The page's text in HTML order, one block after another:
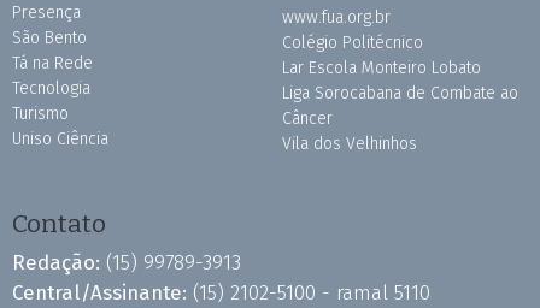
Presença
São Bento
Tá na Rede
Tecnologia
Turismo
Uniso Ciência
www.fua.org.br
Colégio Politécnico
Lar Escola Monteiro Lobato
Liga Sorocabana de Combate ao
Câncer
Vila dos Velhinhos
Contato
Redação: (15) 99789-3913
Central/Assinante: (15) 2102-5100 - ramal 5110